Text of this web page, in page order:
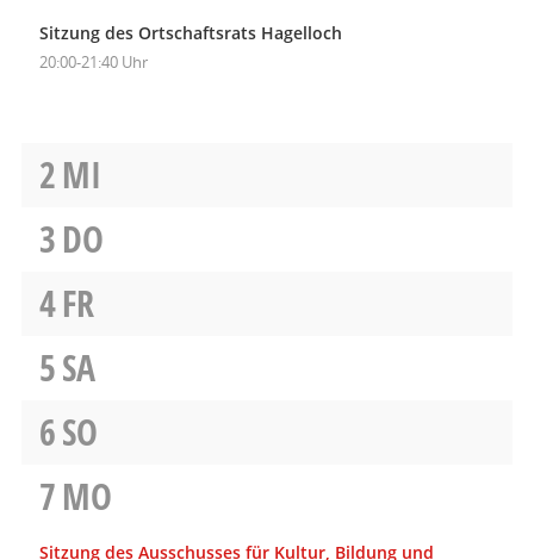
Sitzung des Ortschaftsrats Hagelloch
20:00-21:40 Uhr
2MI
3DO
4FR
5SA
6SO
7MO
Sitzung des Ausschusses für Kultur, Bildung und